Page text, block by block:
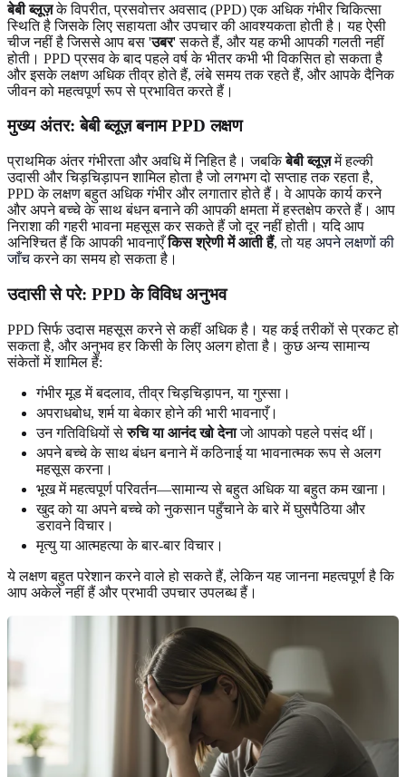
बेबी ब्लूज़के विपरीत, प्रसवोत्तर अवसाद (PPD) एक अधिक गंभीर चिकित्सा
स्थिति है जिसके लिए सहायता और उपचार की आवश्यकता होती है। यह ऐसी
चीज नहीं है जिससे आप बस 'उबर' सकते हैं, और यह कभी आपकी गलती नहीं
होती। PPD प्रसव के बाद पहले वर्ष के भीतर कभी भी विकसित हो सकता है
और इसके लक्षण अधिक तीव्र होते हैं, लंबे समय तक रहते हैं, और आपके दैनिक
जीवन को महत्वपूर्ण रूप से प्रभावित करते हैं।
मुख्य अंतर: बेबी ब्लूज़ बनाम PPD लक्षण
प्राथमिक अंतर गंभीरता और अवधि में निहित है। जबकिबेबी ब्लूज़में हल्की
उदासी और चिड़चिड़ापन शामिल होता है जो लगभग दो सप्ताह तक रहता है,
PPD के लक्षण बहुत अधिक गंभीर और लगातार होते हैं। वे आपके कार्य करने
और अपने बच्चे के साथ बंधन बनाने की आपकी क्षमता में हस्तक्षेप करते हैं। आप
निराशा की गहरी भावना महसूस कर सकते हैं जो दूर नहीं होती। यदि आप
अनिश्चित हैं कि आपकी भावनाएँकिस श्रेणी में आती हैं, तो यह अपने लक्षणों की
जाँचकरने का समय हो सकता है।
उदासी से परे: PPD के विविध अनुभव
PPD सिर्फ उदास महसूस करने से कहीं अधिक है। यह कई तरीकों से प्रकट हो
सकता है, और अनुभव हर किसी के लिए अलग होता है। कुछ अन्य सामान्य
संकेतों में शामिल हैं:
गंभीर मूड में बदलाव, तीव्र चिड़चिड़ापन, या गुस्सा।
अपराधबोध, शर्म या बेकार होने की भारी भावनाएँ।
उन गतिविधियों सेरुचि या आनंद खो देनाजो आपको पहले पसंद थीं।
अपने बच्चे के साथ बंधन बनाने में कठिनाई या भावनात्मक रूप से अलग
महसूस करना।
भूख में महत्वपूर्ण परिवर्तन—सामान्य से बहुत अधिक या बहुत कम खाना।
खुद को या अपने बच्चे को नुकसान पहुँचाने के बारे में घुसपैठिया और
डरावने विचार।
मृत्यु या आत्महत्या के बार-बार विचार।
ये लक्षण बहुत परेशान करने वाले हो सकते हैं, लेकिन यह जानना महत्वपूर्ण है कि
आप अकेले नहीं हैं और प्रभावी उपचार उपलब्ध हैं।